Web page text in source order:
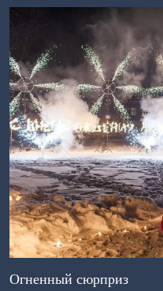
Огненный сюрприз